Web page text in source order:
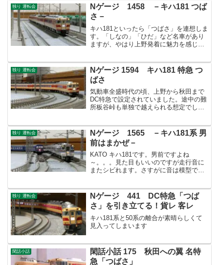
PF前期型を見て思い出しました。臨時特
急「つばさ51号」...
独り 運転会
Nゲージ 1458 －キハ181 つば
さ－
キハ181といったら「つばさ」を連想しま
す。「しなの」「ひだ」など名車があり
ますが、やはり上野発着に魅力を感じて
独り 運転会
Nゲージ 1594 キハ181 特急 つ
ばさ
気動車全盛時代の頃、上野から秋田まで
DC特急で設定されていました。途中の難
所板谷峠も単独で越えられる想定でした
独り 運転会
Nゲージ 1565 －キハ181系 男
前はまかぜ－
KATO キハ181です。男前ですよね
～。。。見た目もいいのですが走行音に
またシビれます。さすがに音は模型で再
独り 運転会
Nゲージ 441 DC特急「つば
さ」を引き立てる！貨レ 客レ
キハ181系と50系の離合が素晴らしくて
見入ってしまいます
閑話小話
閑話小話 175 秋田への翼 名特
急「つばさ」